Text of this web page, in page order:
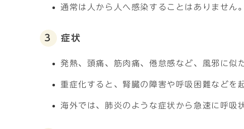
通常は人から人へ感染することはありません。
3 症状
発熱、頭痛、筋肉痛、倦怠感など、風邪に似
重症化すると、腎臓の障害や呼吸困難などを
海外では、肺炎のような症状から急速に呼吸